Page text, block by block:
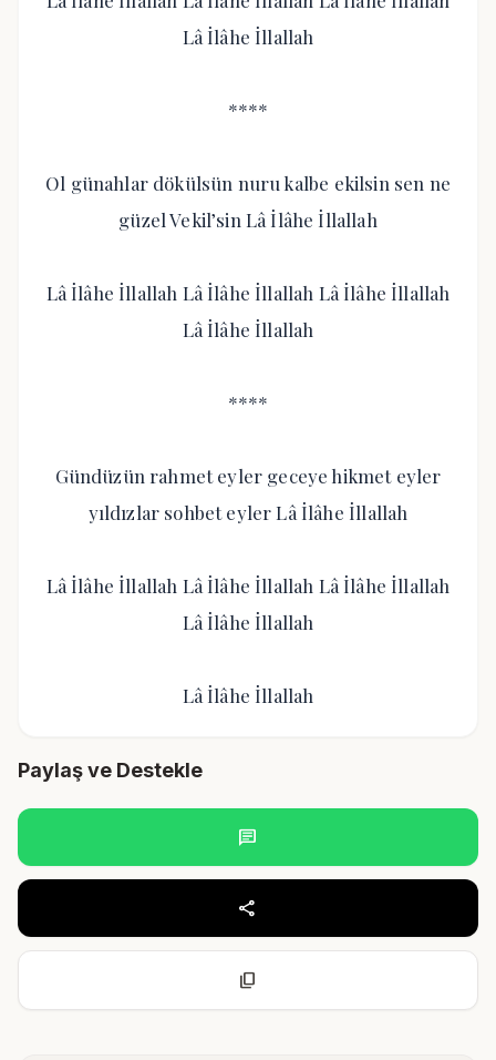
Lâ İlâhe İllallah
****
Ol günahlar dökülsün nuru kalbe ekilsin sen ne
güzel Vekil’sin Lâ İlâhe İllallah
Lâ İlâhe İllallah Lâ İlâhe İllallah Lâ İlâhe İllallah
Lâ İlâhe İllallah
****
Gündüzün rahmet eyler geceye hikmet eyler
yıldızlar sohbet eyler Lâ İlâhe İllallah
Lâ İlâhe İllallah Lâ İlâhe İllallah Lâ İlâhe İllallah
Lâ İlâhe İllallah
Lâ İlâhe İllallah
Paylaş ve Destekle
chat
share
content_copy